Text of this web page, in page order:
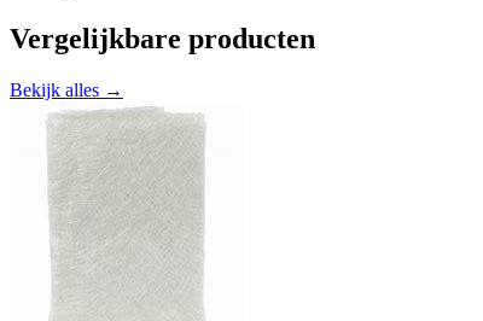
Vergelijkbare producten
Bekijk alles →